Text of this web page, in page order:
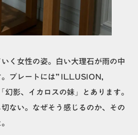
く女性の姿。白い大理石が雨の中
。プレートには” ILLUSION,
影、イカロスの妹」とあります。
ない。なぜそう感じるのか、その